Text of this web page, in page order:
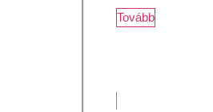
Tovább